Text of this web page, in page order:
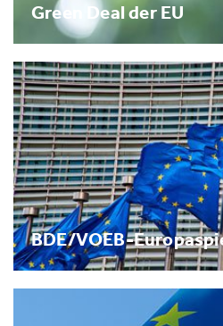
Green Deal der EU
BDE/VOEB-